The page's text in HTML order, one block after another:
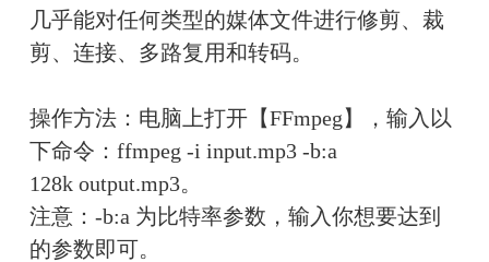
几乎能对任何类型的媒体文件进行修剪、裁
剪、连接、多路复用和转码。
操作方法：电脑上打开【FFmpeg】，输入以
下命令：ffmpeg -i input.mp3 -b:a
128k output.mp3。
注意：-b:a 为比特率参数，输入你想要达到
的参数即可。